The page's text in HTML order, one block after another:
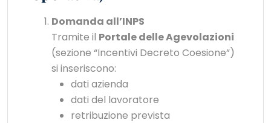
Domanda all’INPS
Tramite il Portale delle Agevolazioni
(sezione “Incentivi Decreto Coesione”)
si inseriscono:
dati azienda
dati del lavoratore
retribuzione prevista